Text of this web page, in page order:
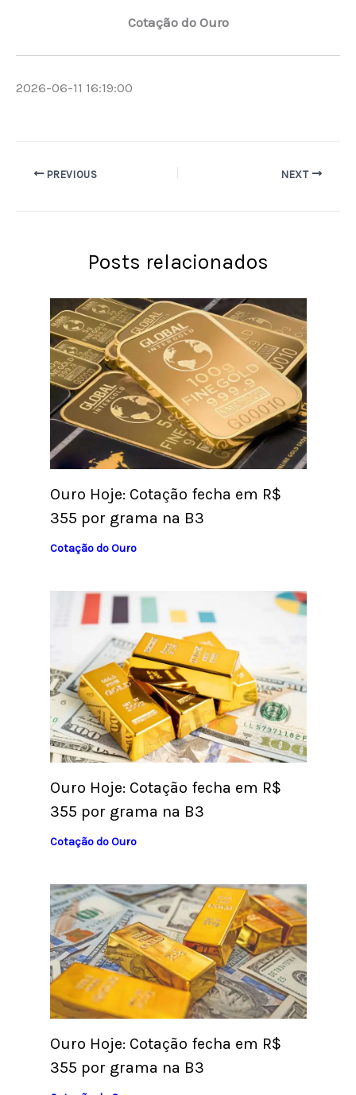
Cotação do Ouro
2026-06-11 16:19:00
PREVIOUS NEXT
Posts relacionados
Ouro Hoje: Cotação fecha em R$
355 por grama na B3
Cotação do Ouro
Ouro Hoje: Cotação fecha em R$
355 por grama na B3
Cotação do Ouro
Ouro Hoje: Cotação fecha em R$
355 por grama na B3